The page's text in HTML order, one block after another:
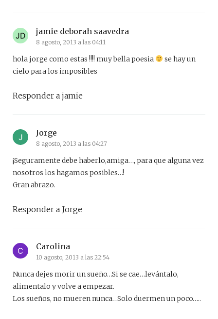
jamie deborah saavedra
8 agosto, 2013 a las 04:11
hola jorge como estas !!!! muy bella poesia
se hay un
cielo para los imposibles
Responder a jamie
Jorge
8 agosto, 2013 a las 04:27
¡Seguramente debe haberlo,amiga…, para que alguna vez
nosotros los hagamos posibles…!
Gran abrazo.
Responder a Jorge
Carolina
10 agosto, 2013 a las 22:54
Nunca dejes morir un sueño…Si se cae…levántalo,
alimentalo y volve a empezar.
Los sueños, no mueren nunca…Solo duermen un poco…..